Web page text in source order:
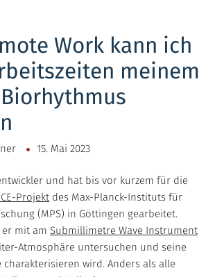
Work kann ich
meinem
15. Mai 2023
und hat bis vor kurzem für die
Projekt des Max-Planck-Instituts für
(MPS) in Göttingen gearbeitet.
er mit am Submillimetre Wave Instrument
Atmosphäre untersuchen und seine
charakterisieren wird. Anders als alle